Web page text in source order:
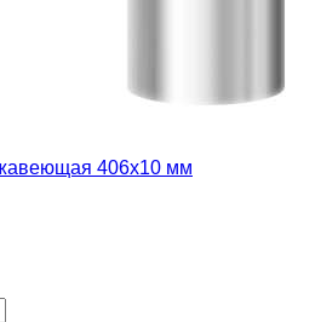
406х10 мм